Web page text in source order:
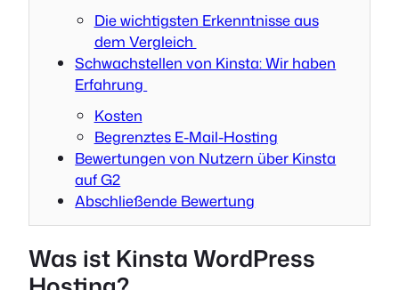
Die wichtigsten Erkenntnisse aus
dem Vergleich
Schwachstellen von Kinsta: Wir haben
Erfahrung
Kosten
Begrenztes E-Mail-Hosting
Bewertungen von Nutzern über Kinsta
auf G2
Abschließende Bewertung
Was ist Kinsta WordPress